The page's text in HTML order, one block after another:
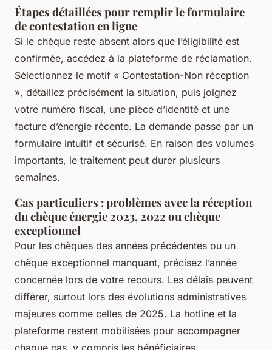
Étapes détaillées pour remplir le formulaire
de contestation en ligne
Si le chèque reste absent alors que l’éligibilité est
confirmée, accédez à la plateforme de réclamation.
Sélectionnez le motif « Contestation-Non réception
», détaillez précisément la situation, puis joignez
votre numéro fiscal, une pièce d’identité et une
facture d’énergie récente. La demande passe par un
formulaire intuitif et sécurisé. En raison des volumes
importants, le traitement peut durer plusieurs
semaines.
Cas particuliers : problèmes avec la réception
du chèque énergie 2023, 2022 ou chèque
exceptionnel
Pour les chèques des années précédentes ou un
chèque exceptionnel manquant, précisez l’année
concernée lors de votre recours. Les délais peuvent
différer, surtout lors des évolutions administratives
majeures comme celles de 2025. La hotline et la
plateforme restent mobilisées pour accompagner